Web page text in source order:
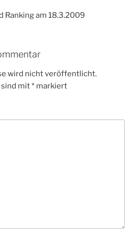
Ranking am 18.3.2009
wird nicht veröffentlicht.
mit* markiert